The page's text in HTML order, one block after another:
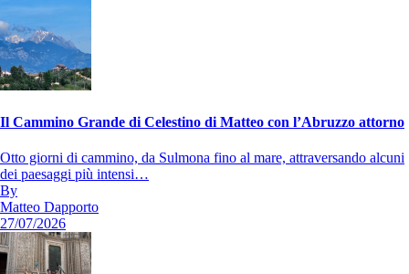
Il Cammino Grande di Celestino di Matteo con l’Abruzzo attorno
Otto giorni di cammino, da Sulmona fino al mare, attraversando alcuni
dei paesaggi più intensi…
By
Matteo Dapporto
27/07/2026